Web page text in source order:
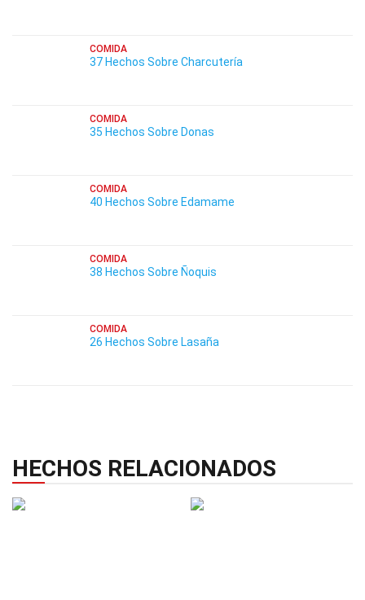
COMIDA
37 Hechos Sobre Charcutería
COMIDA
35 Hechos Sobre Donas
COMIDA
40 Hechos Sobre Edamame
COMIDA
38 Hechos Sobre Ñoquis
COMIDA
26 Hechos Sobre Lasaña
HECHOS RELACIONADOS